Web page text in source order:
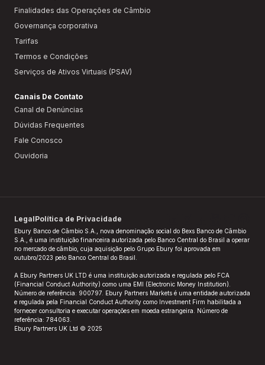
Finalidades das Operações de Câmbio
Governança corporativa
Tarifas
Termos e Condições
Serviços de Ativos Virtuais (PSAV)
Canais De Contato
Canal de Denúncias
Dúvidas Frequentes
Fale Conosco
Ouvidoria
LegalPolítica de Privacidade
Ebury Banco de Câmbio S.A., nova denominação social do Bexs Banco de Câmbio
S.A., é uma instituição financeira autorizada pelo Banco Central do Brasil a operar
no mercado de câmbio, cuja aquisição pelo Grupo Ebury foi aprovada em
outubro/2023 pelo Banco Central do Brasil.​
A Ebury Partners UK LTD é uma instituição autorizada e regulada pelo FCA
(Financial Conduct Authority) como uma EMI (Electronic Money Institution).
Número de referência: 900797. Ebury Partners Markets é uma entidade autorizada
e regulada pela Financial Conduct Authority como Investment Firm habilitada a
fornecer consultoria e executar operações em moeda estrangeira. Número de
referência: 784063.
Ebury Partners UK Ltd © 2025